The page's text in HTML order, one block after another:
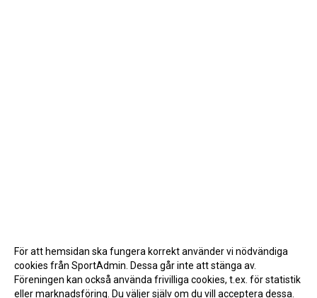
För att hemsidan ska fungera korrekt använder vi nödvändiga
cookies från SportAdmin. Dessa går inte att stänga av.
Föreningen kan också använda frivilliga cookies, t.ex. för statistik
eller marknadsföring. Du väljer själv om du vill acceptera dessa.